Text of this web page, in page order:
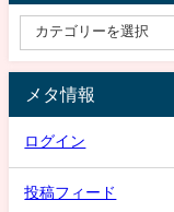
メタ情報
ログイン
投稿フィード